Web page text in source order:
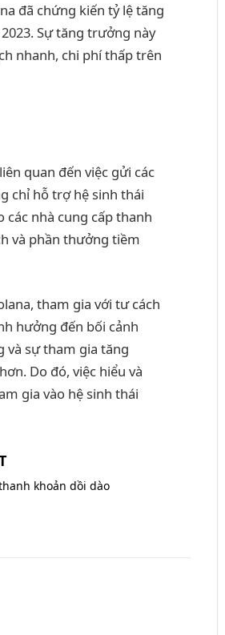
đã chứng kiến tỷ lệ tăng
Sự tăng trưởng này
nhanh, chi phí thấp trên
quan đến việc gửi các
chỉ hỗ trợ hệ sinh thái
các nhà cung cấp thanh
và phần thưởng tiềm
tham gia với tư cách
hưởng đến bối cảnh
và sự tham gia tăng
Do đó, việc hiểu và
gia vào hệ sinh thái
khoản dồi dào